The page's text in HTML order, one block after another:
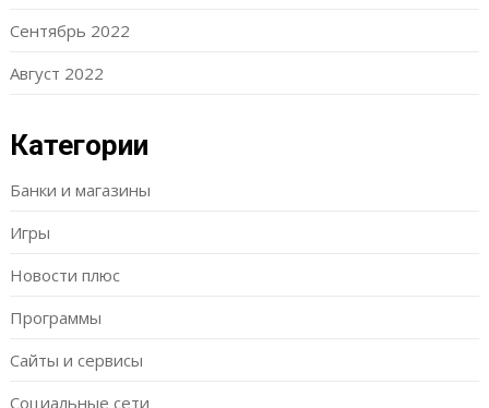
Сентябрь 2022
Август 2022
Категории
Банки и магазины
Игры
Новости плюс
Программы
Сайты и сервисы
Социальные сети